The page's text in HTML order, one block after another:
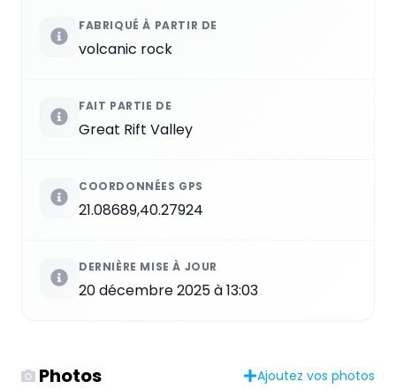
FABRIQUÉ À PARTIR DE
volcanic rock
FAIT PARTIE DE
Great Rift Valley
COORDONNÉES GPS
21.08689,40.27924
DERNIÈRE MISE À JOUR
20 décembre 2025 à 13:03
Photos Ajoutez vos photos